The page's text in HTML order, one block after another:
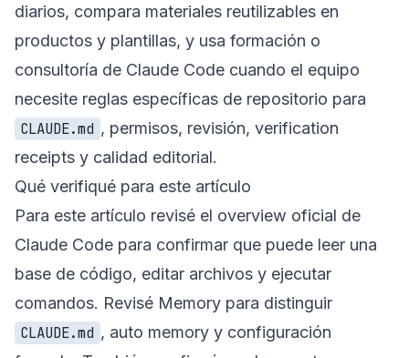
diarios, compara materiales reutilizables en
productos y plantillas, y usa formación o
consultoría de Claude Code cuando el equipo
necesite reglas específicas de repositorio para
CLAUDE.md , permisos, revisión, verification
receipts y calidad editorial.
Qué verifiqué para este artículo
Para este artículo revisé el overview oficial de
Claude Code para confirmar que puede leer una
base de código, editar archivos y ejecutar
comandos. Revisé Memory para distinguir
CLAUDE.md , auto memory y configuración